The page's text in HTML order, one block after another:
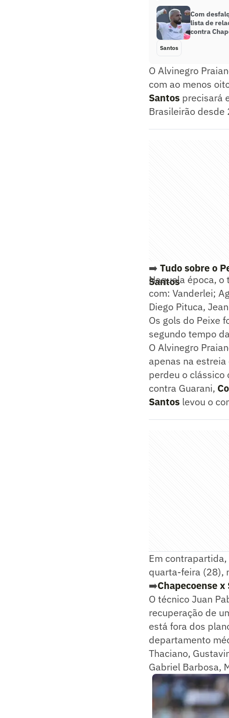
Com
lista de
contra
Santos
O Alvinegro
com ao menos
Santos precisará
Brasileirão desde
➡️ Tudo sobre o
Santos
Naquela época,
com: Vanderlei;
Diego Pituca,
Os gols do Peixe
segundo tempo
O Alvinegro
apenas na
perdeu o clássico
contra Guarani,
Santos levou o
Em
quarta-feira (28),
➡️Chapecoense
O técnico Juan
recuperação de
está fora dos
departamento
Thaciano,
Gabriel Barbosa,